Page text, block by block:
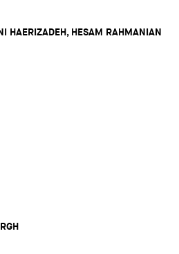
HAERIZADEH, HESAM RAHMANIAN